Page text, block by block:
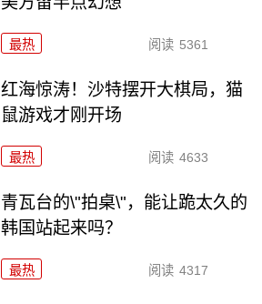
最热 阅读 5361
红海惊涛！沙特摆开大棋局，猫
鼠游戏才刚开场
最热 阅读 4633
青瓦台的\"拍桌\"，能让跪太久的
韩国站起来吗？
最热 阅读 4317